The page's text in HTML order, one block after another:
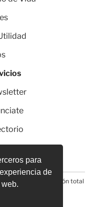
para
de
la reproducción total
electrónico*